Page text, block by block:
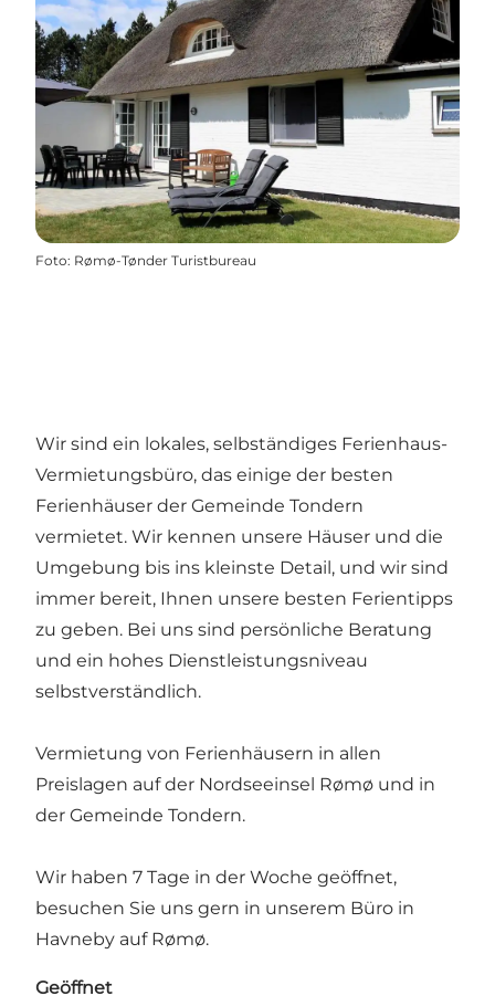
Foto: Rømø-Tønder Turistbureau
Wir sind ein lokales, selbständiges Ferienhaus-
Vermietungsbüro, das einige der besten
Ferienhäuser der Gemeinde Tondern
vermietet. Wir kennen unsere Häuser und die
Umgebung bis ins kleinste Detail, und wir sind
immer bereit, Ihnen unsere besten Ferientipps
zu geben. Bei uns sind persönliche Beratung
und ein hohes Dienstleistungsniveau
selbstverständlich.
Vermietung von Ferienhäusern in allen
Preislagen auf der Nordseeinsel Rømø und in
der Gemeinde Tondern.
Wir haben 7 Tage in der Woche geöffnet,
besuchen Sie uns gern in unserem Büro in
Havneby auf Rømø.
Geöffnet